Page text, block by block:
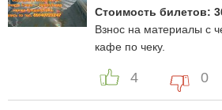
Стоимость билетов:
Взнос на материалы с
кафе по чеку.
4 0